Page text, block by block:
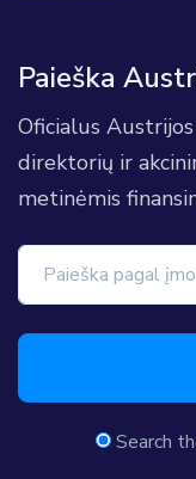
Paieška
Oficialus
direktorių ir
metinėmis
Search